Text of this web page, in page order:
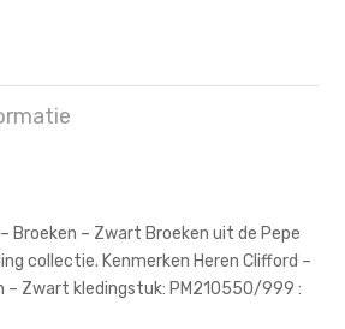
Broeken – Zwart Broeken uit de Pepe
collectie. Kenmerken Heren Clifford –
– Zwart kledingstuk: PM210550/999 :